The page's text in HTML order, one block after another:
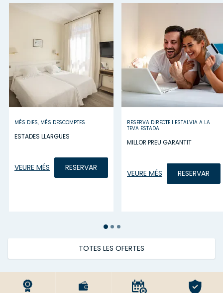
MÉS DIES, MÉS DESCOMPTES
ESTADES LLARGUES
VEURE MÉS RESERVAR
RESERVA DIRECTE I ESTALVIA A LA
TEVA ESTADA
MILLOR PREU GARANTIT
VEURE MÉS RESERVAR
TOTES LES OFERTES